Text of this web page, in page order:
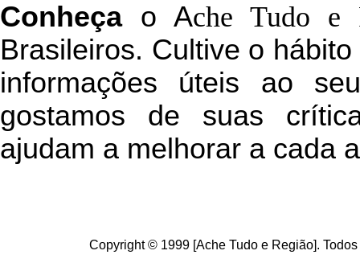
Conheçao Ache Tudo e
Brasileiros. Cultive o
informações úteis ao
gostamos de suas
ajudam a melhorar a cada
Copyright © 1999 [Ache Tudo e Região].